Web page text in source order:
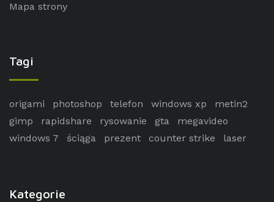
Mapa strony
Tagi
origami photoshop telefon windows xp
metin2
gimp
rapidshare rysowanie gta
megavideo
windows 7
ściąga prezent counter strike laser
Kategorie